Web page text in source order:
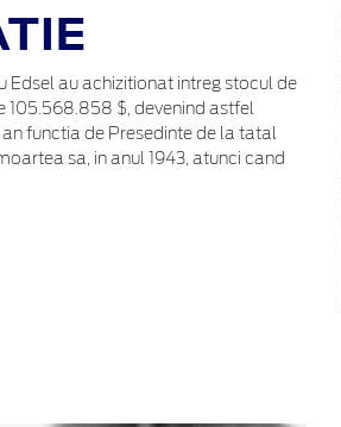
Edsel au achizitionat intreg stocul de
105.568.858 $, devenind astfel
functia de Presedinte de la tatal
sa, in anul 1943, atunci cand